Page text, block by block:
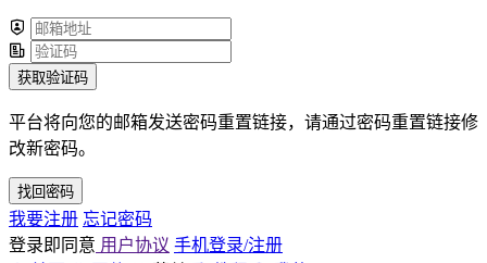
获取验证码
平台将向您的邮箱发送密码重置链接，请通过密码重置链接修
改新密码。
找回密码
我要注册 忘记密码
登录即同意 用户协议 手机登录/注册